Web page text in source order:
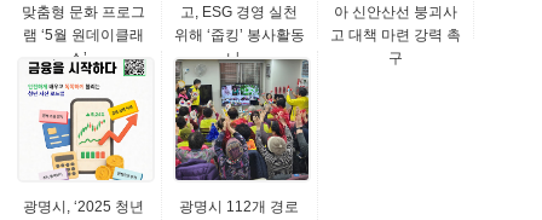
맞춤형 문화 프로그
램 ‘5월 원데이클래
스’...
고, ESG 경영 실천
위해 ‘줍킹’ 봉사활동
나...
아 신안산선 붕괴사
고 대책 마련 강력 촉
구
광명시, ‘2025 청년
광명시 112개 경로